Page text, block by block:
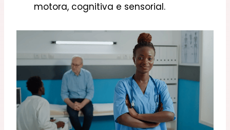
motora, cognitiva e sensorial.